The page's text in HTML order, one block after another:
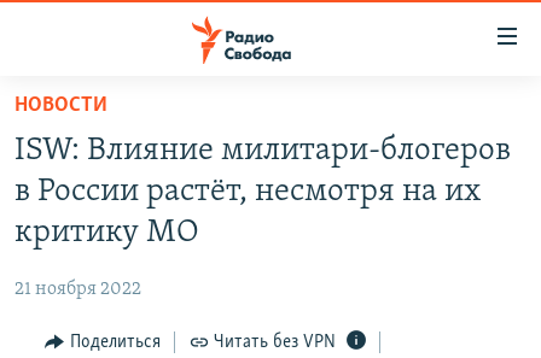
упрощенного
доступа
Вернуться
основному
Вернутся
АВТОРСКИЕ ПРОЕКТЫ
МНЕНИЯ
КУЛЬТУРА
НОВОСТИ
ISW: Влияние милитари-блогеров
в России растёт, несмотря на их
критику МО
21 ноября 2022
Поделиться Читать без VPN